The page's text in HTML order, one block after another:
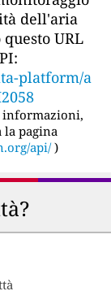
dell'aria
URL
platform/a
pagina
api/ )